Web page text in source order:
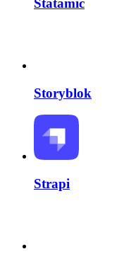
Storyblok
Strapi